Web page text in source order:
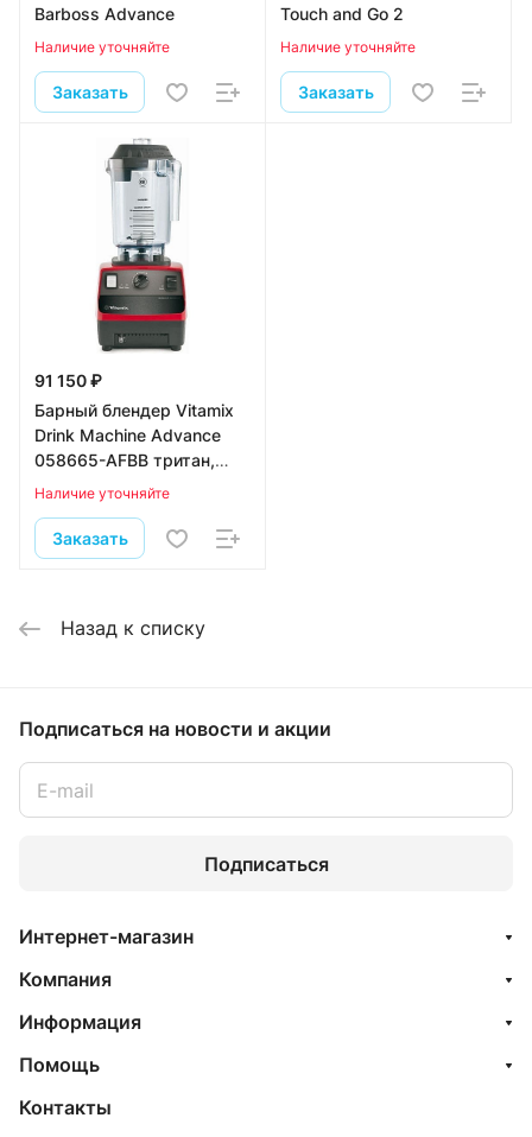
Barboss Advance
Наличие уточняйте
Заказать
Touch and Go 2
Наличие уточняйте
Заказать
91 150 ₽
Барный блендер Vitamix
Drink Machine Advance
058665-AFBB тритан,
красный
Наличие уточняйте
Заказать
Назад к списку
Подписаться на новости и акции
Подписаться
Интернет-магазин
Компания
Информация
Помощь
Контакты